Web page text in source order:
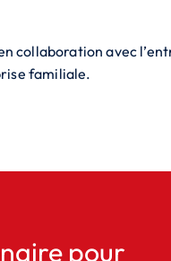
collaboration avec
familiale.
pour